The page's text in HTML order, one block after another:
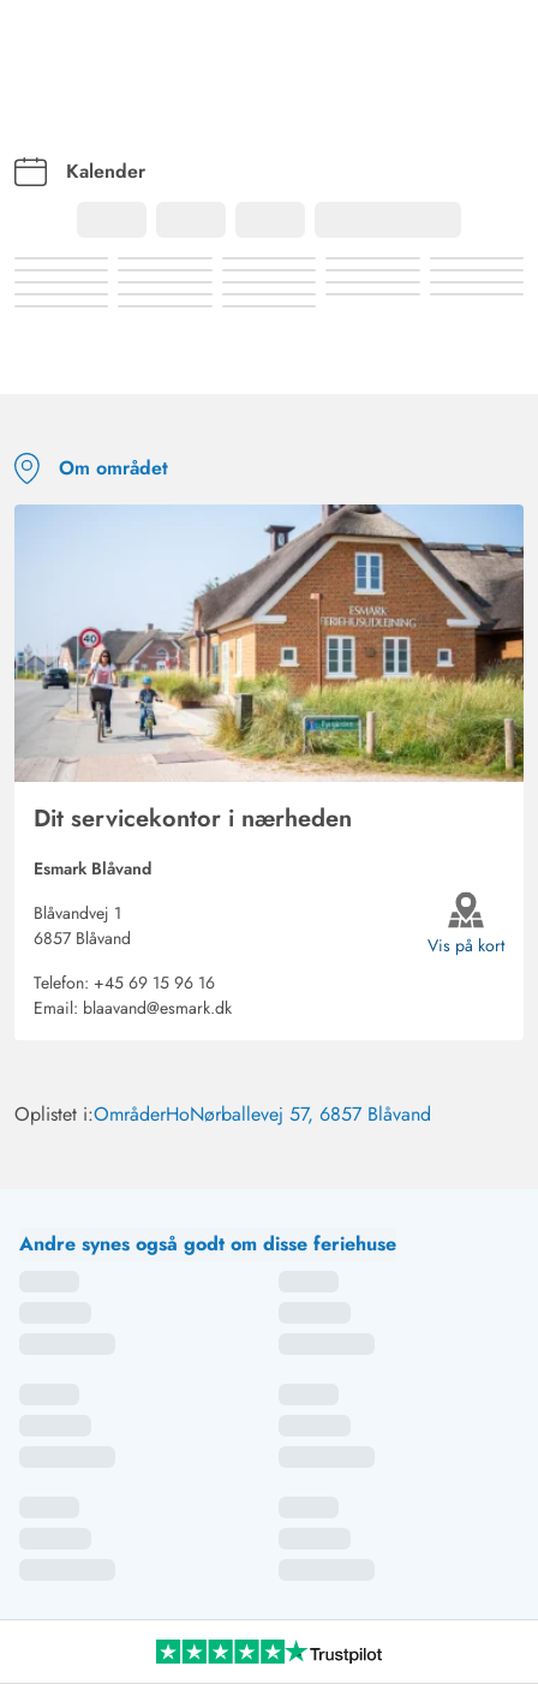
Kalender
Om området
Dit servicekontor i nærheden
Esmark Blåvand
Blåvandvej 1
6857 Blåvand
Telefon: +45 69 15 96 16
Email: blaavand@esmark.dk
Vis på kort
Oplistet i:OmråderHoNørballevej 57, 6857 Blåvand
Andre synes også godt om disse feriehuse